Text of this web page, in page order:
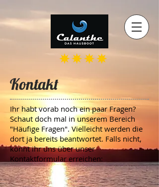
Kontakt
Ihr habt vorab noch ein paar Fragen?
Schaut doch mal in unserem Bereich
"Häufige Fragen". Vielleicht werden die
dort ja bereits beantwortet. Falls nicht,
könnt ihr uns über unser
Kontaktformular erreichen: